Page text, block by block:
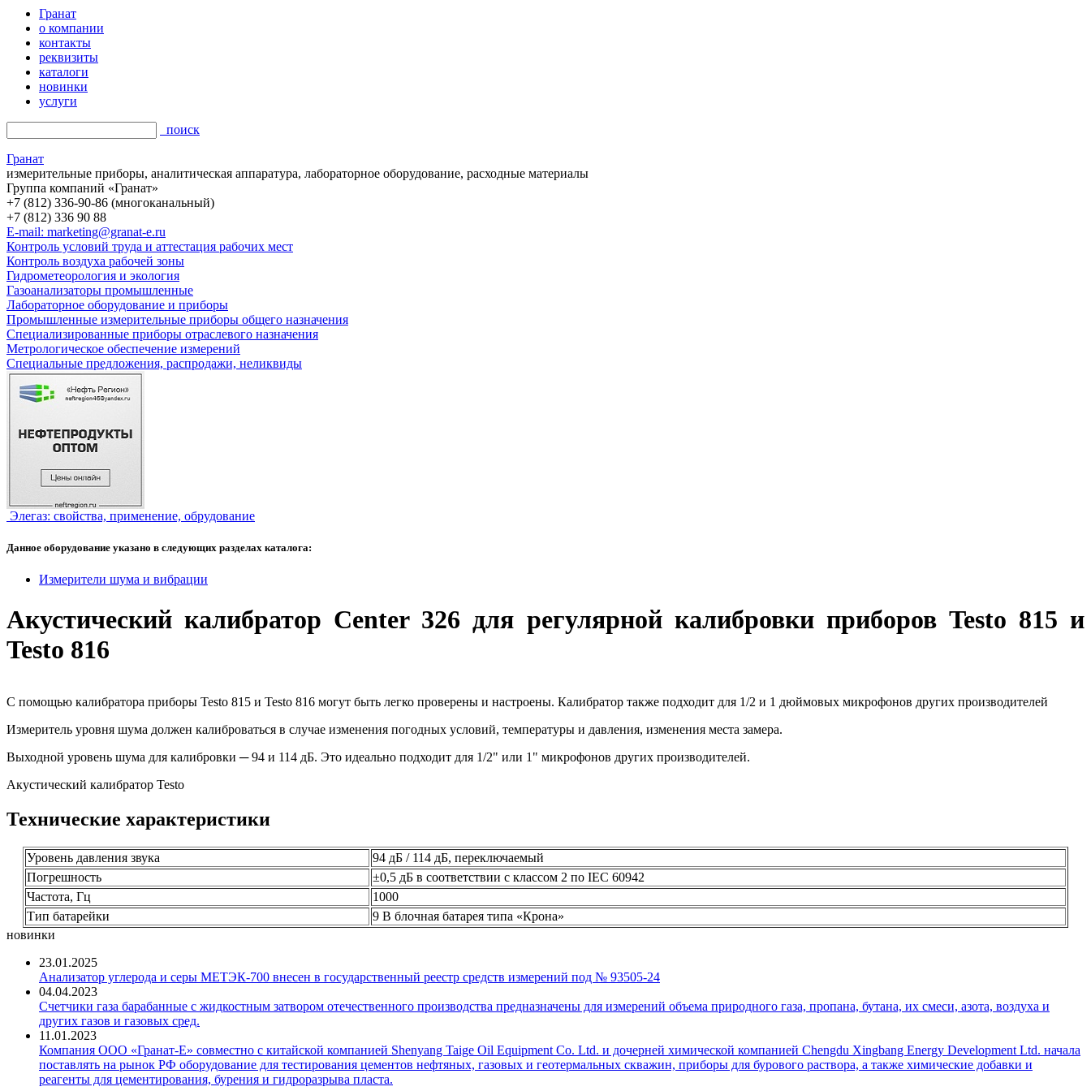
Гранат
о компании
контакты
реквизиты
каталоги
новинки
услуги
поиск
Гранат
измерительные приборы, аналитическая аппаратура, лабораторное оборудование, расходные материалы
Группа компаний «Гранат»
+7 (812) 336-90-86 (многоканальный)
+7 (812) 336 90 88
E-mail: marketing@granat-e.ru
Контроль условий труда и аттестация рабочих мест
Контроль воздуха рабочей зоны
Гидрометеорология и экология
Газоанализаторы промышленные
Лабораторное оборудование и приборы
Промышленные измерительные приборы общего назначения
Специализированные приборы отраслевого назначения
Метрологическое обеспечение измерений
Специальные предложения, распродажи, неликвиды
Элегаз: свойства, применение, обрудование
Данное оборудование указано в следующих разделах каталога:
Измерители шума и вибрации
Акустический калибратор Center 326 для регулярной калибровки приборов Testo 815 и
Testo 816
С помощью калибратора приборы Testo 815 и Testo 816 могут быть легко проверены и настроены. Калибратор также подходит для 1/2 и 1 дюймовых микрофонов других производителей
Измеритель уровня шума должен калиброваться в случае изменения погодных условий, температуры и давления, изменения места замера.
Выходной уровень шума для калибровки ─ 94 и 114 дБ. Это идеально подходит для 1/2" или 1" микрофонов других производителей.
Акустический калибратор Testo
Технические характеристики
Уровень давления звука
94 дБ / 114 дБ, переключаемый
Погрешность
±0,5 дБ в соответствии с классом 2 по IEC 60942
Частота, Гц
1000
Тип батарейки
9 В блочная батарея типа «Крона»
новинки
23.01.2025
Анализатор углерода и серы МЕТЭК-700 внесен в государственный реестр средств измерений под № 93505-24
04.04.2023
Счетчики газа барабанные с жидкостным затвором отечественного производства предназначены для измерений объема природного газа, пропана, бутана, их смеси, азота, воздуха и
других газов и газовых сред.
11.01.2023
Компания ООО «Гранат-Е» совместно с китайской компанией Shenyang Taige Oil Equipment Co. Ltd. и дочерней химической компанией Chengdu Xingbang Energy Development Ltd. начала
поставлять на рынок РФ оборудование для тестирования цементов нефтяных, газовых и геотермальных скважин, приборы для бурового раствора, а также химические добавки и
реагенты для цементирования, бурения и гидроразрыва пласта.